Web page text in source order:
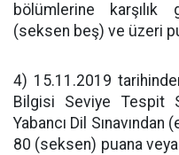
bölümlerine
(seksen beş) ve üzeri
4) 15.11.2019
Bilgisi Seviye Tespit
Yabancı Dil
80 (seksen) puana